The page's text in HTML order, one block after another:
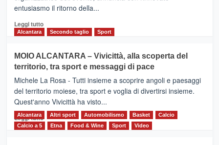
l’edizione
2026
entusiasmo il ritorno della...
Leggi tuttoLeggi
Torna
la
Supermaratona
dell’Etna
Alcantara Secondo taglio Sport
MOIO ALCANTARA – Vivicittà, alla scoperta del
territorio, tra sport e messaggi di pace
Michele La Rosa - Tutti insieme a scoprire angoli e paesaggi
del territorio moiese, tra sport e voglia di divertirsi insieme.
Quest'anno Vivicittà ha visto...
Leggi tutto Leggi
Alcantara Altri sport Automobilismo Basket
Calcio
Calcio a 5
Etna Food & Wine Sport Video